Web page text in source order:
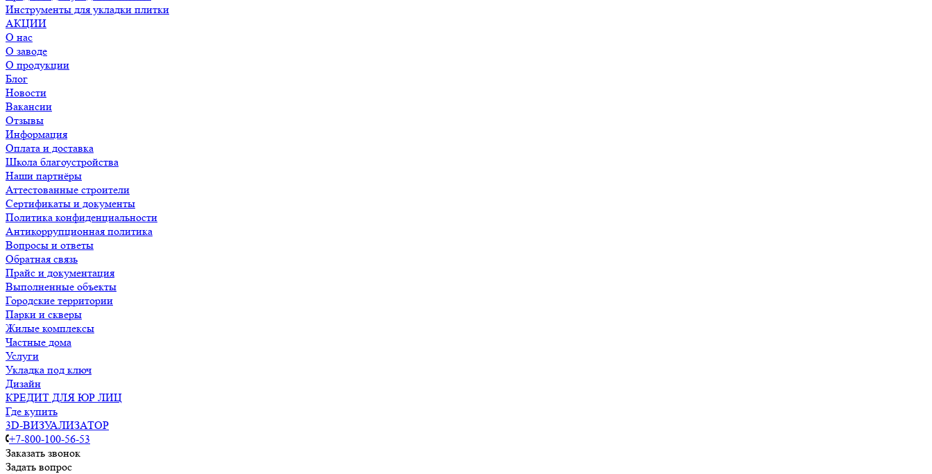
Инструменты для укладки плитки
АКЦИИ
О нас
О заводе
О продукции
Блог
Новости
Вакансии
Отзывы
Информация
Оплата и доставка
Школа благоустройства
Наши партнёры
Аттестованные строители
Сертификаты и документы
Политика конфиденциальности
Антикоррупционная политика
Вопросы и ответы
Обратная связь
Прайс и документация
Выполненные объекты
Городские территории
Парки и скверы
Жилые комплексы
Частные дома
Услуги
Укладка под ключ
Дизайн
КРЕДИТ ДЛЯ ЮР ЛИЦ
Где купить
3D-ВИЗУАЛИЗАТОР
+7-800-100-56-53
Заказать звонок
Задать вопрос